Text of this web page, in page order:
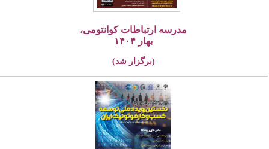
مدرسه ارتباطات کوانتومی،
بهار ۱۴۰۴
(برگزار شد)